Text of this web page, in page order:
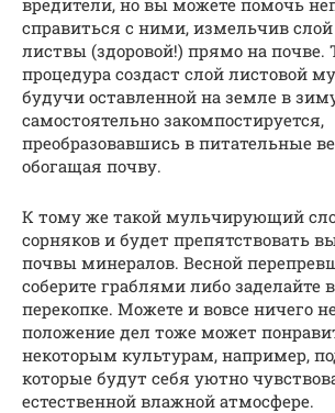
справиться с ними, измельчив
листвы (здоровой!) прямо на почве.
процедура создаст слой листовой
будучи оставленной на земле в
самостоятельно закомпостируется,
преобразовавшись в питательные
обогащая почву.
К тому же такой мульчирующий
сорняков и будет препятствовать
почвы минералов. Весной
соберите граблями либо заделайте
перекопке. Можете и вовсе ничего
положение дел тоже может
некоторым культурам, например,
которые будут себя уютно
естественной влажной атмосфере.